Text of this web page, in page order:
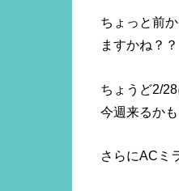
ちょっと前
ますかね？？
ちょうど2/
今週来るか
さらにACミ